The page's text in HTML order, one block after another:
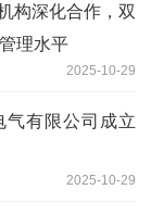
构深化合作，双
理水平
2025-10-29
气有限公司成立
2025-10-29